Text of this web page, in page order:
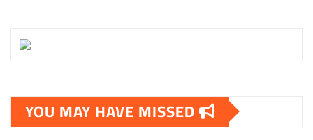
YOU MAY HAVE MISSED